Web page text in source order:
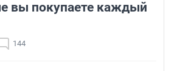
вы покупаете каждый
144